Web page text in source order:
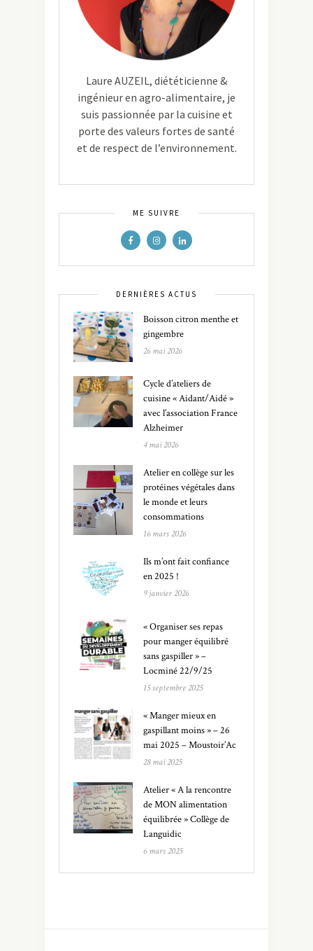
Laure AUZEIL, diététicienne &
ingénieur en agro-alimentaire, je
suis passionnée par la cuisine et
porte des valeurs fortes de santé
et de respect de l’environnement.
ME SUIVRE
DERNIÈRES ACTUS
Boisson citron menthe et
gingembre
26 mai 2026
Cycle d’ateliers de
cuisine « Aidant/Aidé »
avec l’association France
Alzheimer
4 mai 2026
Atelier en collège sur les
protéines végétales dans
le monde et leurs
consommations
16 mars 2026
Ils m’ont fait confiance
en 2025 !
9 janvier 2026
« Organiser ses repas
pour manger équilibré
sans gaspiller » –
Locminé 22/9/25
15 septembre 2025
« Manger mieux en
gaspillant moins » – 26
mai 2025 – Moustoir’Ac
28 mai 2025
Atelier « A la rencontre
de MON alimentation
équilibrée » Collège de
Languidic
6 mars 2025